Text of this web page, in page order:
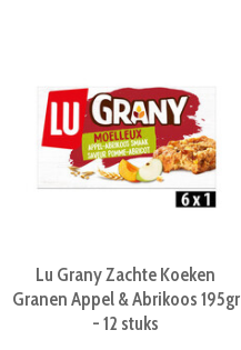
Lu Grany Zachte Koeken
Granen Appel & Abrikoos 195gr
- 12 stuks